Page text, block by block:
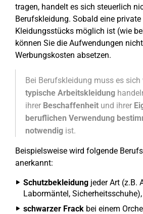
tragen, handelt es sich steuerlich
Berufskleidung. Sobald eine
Kleidungsstücks möglich ist (wie
können Sie die Aufwendungen
Werbungskosten absetzen.
Bei Berufskleidung muss es sich
typische Arbeitskleidung
ihrer Beschaffenheit und ihrer
beruflichen Verwendung
notwendig ist.
Beispielsweise wird folgende
anerkannt:
Schutzbekleidung jeder Art (z.B.
Labormäntel, Sicherheitsschuhe),
schwarzer Frack bei einem